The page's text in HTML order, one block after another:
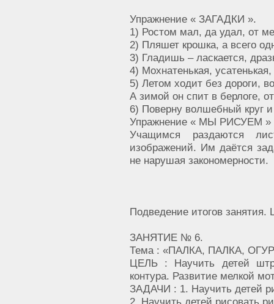
Упражнение « ЗАГАДКИ ».
1) Ростом мал, да удал, от
2) Пляшет крошка, а всего
3) Гладишь – ласкается,
4) Мохнатенькая,
5) Летом ходит без дороги,
А зимой он спит в берлоге,
6) Поверну волшебный
Упражнение « МЫ РИСУЕМ »
Учащимся раздаются
изображений. Им даётся
не нарушая закономерности.
Подведение итогов
ЗАНЯТИЕ № 6.
Тема : «ПАЛКА, ПАЛКА,
ЦЕЛЬ : Научить детей
контура. Развитие мелкой
ЗАДАЧИ : 1. Научить детей
2. Научить детей рисовать